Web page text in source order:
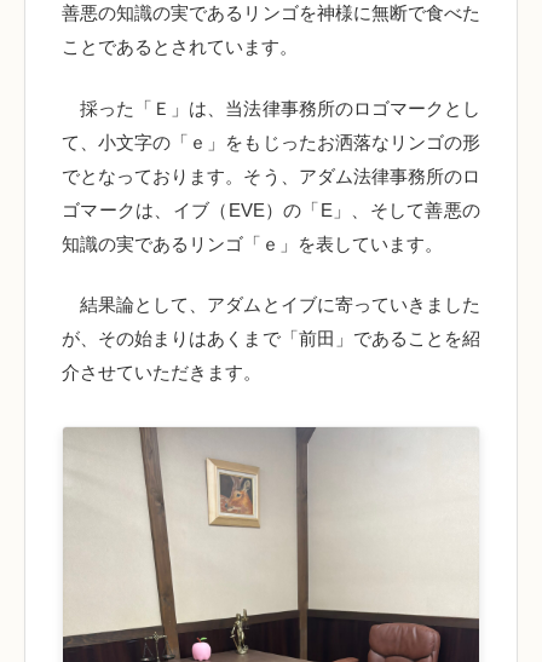
善悪の知識の実であるリンゴを神様に無断で食べた
ことであるとされています。
採った「Ｅ」は、当法律事務所のロゴマークとし
て、小文字の「ｅ」をもじったお洒落なリンゴの形
でとなっております。そう、アダム法律事務所のロ
ゴマークは、イブ（EVE）の「E」、そして善悪の
知識の実であるリンゴ「ｅ」を表しています。
結果論として、アダムとイブに寄っていきました
が、その始まりはあくまで「前田」であることを紹
介させていただきます。